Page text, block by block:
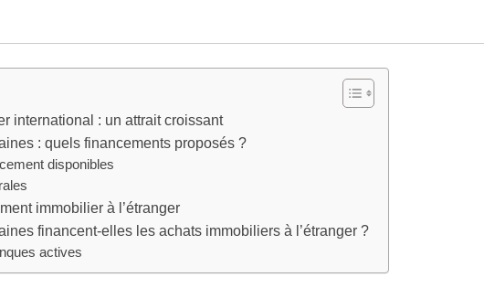
international : un attrait croissant
: quels financements proposés ?
disponibles
immobilier à l’étranger
financent-elles les achats immobiliers à l’étranger ?
actives